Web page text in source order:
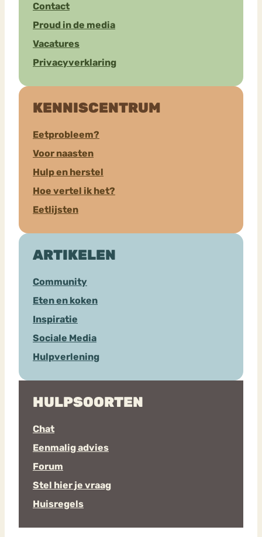
Contact
Proud in de media
Vacatures
Privacyverklaring
KENNISCENTRUM
Eetprobleem?
Voor naasten
Hulp en herstel
Hoe vertel ik het?
Eetlijsten
ARTIKELEN
Community
Eten en koken
Inspiratie
Sociale Media
Hulpverlening
HULPSOORTEN
Chat
Eenmalig advies
Forum
Stel hier je vraag
Huisregels